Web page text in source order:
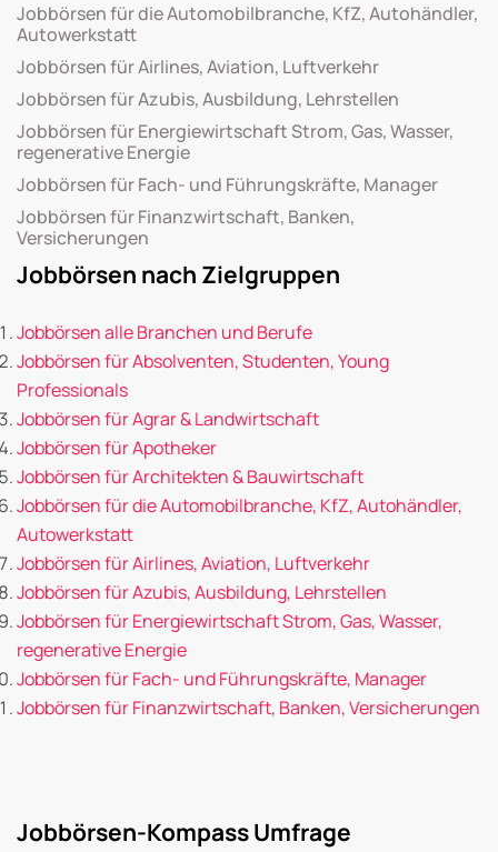
Jobbörsen für die Automobilbranche, KfZ, Autohändler,
Autowerkstatt
Jobbörsen für Airlines, Aviation, Luftverkehr
Jobbörsen für Azubis, Ausbildung, Lehrstellen
Jobbörsen für Energiewirtschaft Strom, Gas, Wasser,
regenerative Energie
Jobbörsen für Fach- und Führungskräfte, Manager
Jobbörsen für Finanzwirtschaft, Banken,
Versicherungen
Jobbörsen nach Zielgruppen
Jobbörsen alle Branchen und Berufe
Jobbörsen für Absolventen, Studenten, Young
Professionals
Jobbörsen für Agrar & Landwirtschaft
Jobbörsen für Apotheker
Jobbörsen für Architekten & Bauwirtschaft
Jobbörsen für die Automobilbranche, KfZ, Autohändler,
Autowerkstatt
Jobbörsen für Airlines, Aviation, Luftverkehr
Jobbörsen für Azubis, Ausbildung, Lehrstellen
Jobbörsen für Energiewirtschaft Strom, Gas, Wasser,
regenerative Energie
Jobbörsen für Fach- und Führungskräfte, Manager
Jobbörsen für Finanzwirtschaft, Banken, Versicherungen
Jobbörsen-Kompass Umfrage